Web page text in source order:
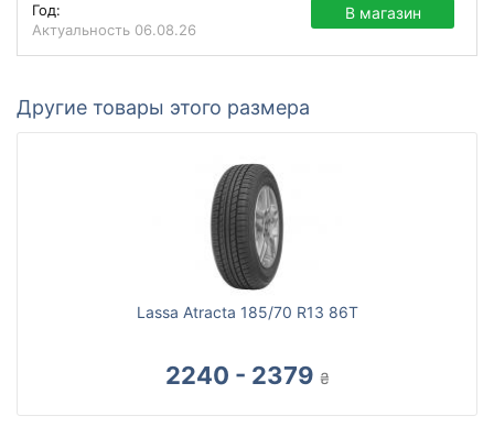
Год:
Актуальность 06.08.26
В магазин
Другие товары этого размера
Lassa Atracta 185/70 R13 86T
2240 - 2379 ₴